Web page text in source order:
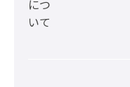
につ
いて